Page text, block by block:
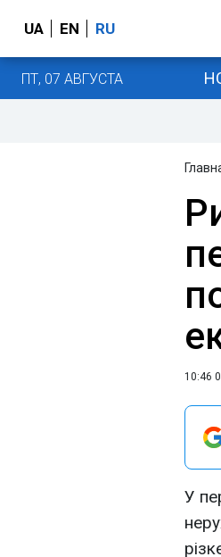
UA EN RU
ПТ, 07 АВГУСТА
10:46
У